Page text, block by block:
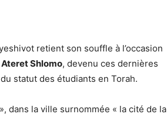
retient son souffle à l’occasion
Ateret Shlomo, devenu ces dernières
statut des étudiants en Torah.
dans la ville surnommée « la cité de la